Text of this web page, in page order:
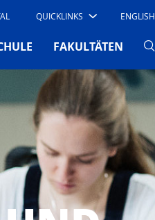
QUICKLINKS ENGLISH
FAKULTÄTEN